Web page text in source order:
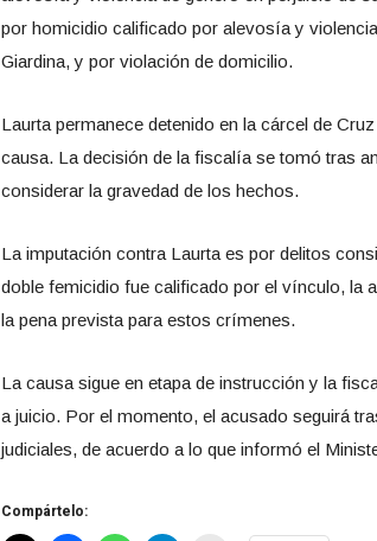
por homicidio calificado por alevosía y
Giardina, y por violación de domicilio.
Laurta permanece detenido en la cárcel de
causa. La decisión de la fiscalía se tomó tras
considerar la gravedad de los hechos.
La imputación contra Laurta es por delitos
doble femicidio fue calificado por el vínculo, la
la pena prevista para estos crímenes.
La causa sigue en etapa de instrucción y la
a juicio. Por el momento, el acusado seguirá
judiciales, de acuerdo a lo que informó el
Compártelo: